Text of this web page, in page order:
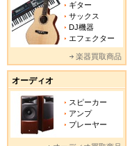
ギター
サックス
DJ機器
エフェクター
楽器買取商品
オーディオ
スピーカー
アンプ
プレーヤー